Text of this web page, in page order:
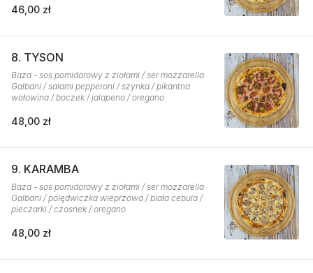
46,00 zł
8. TYSON
Baza - sos pomidorowy z ziołami / ser mozzarella
Galbani / salami pepperoni / szynka / pikantna
wołowina / boczek / jalapeno / oregano
48,00 zł
9. KARAMBA
Baza - sos pomidorowy z ziołami / ser mozzarella
Galbani / polędwiczka wieprzowa / biała cebula /
pieczarki / czosnek / oregano
48,00 zł